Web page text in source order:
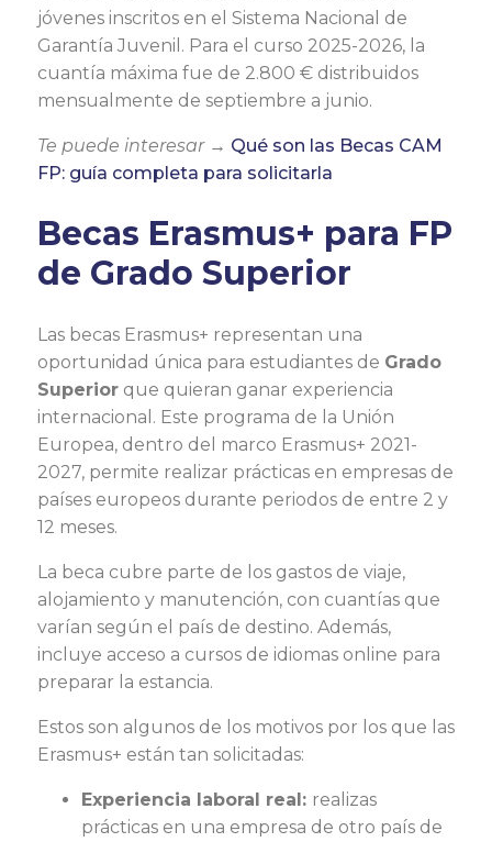
jóvenes inscritos en el Sistema Nacional de
Garantía Juvenil. Para el curso 2025-2026, la
cuantía máxima fue de 2.800 € distribuidos
mensualmente de septiembre a junio.
Te puede interesar → Qué son las Becas CAM
FP: guía completa para solicitarla
Becas Erasmus+ para FP
de Grado Superior
Las becas Erasmus+ representan una
oportunidad única para estudiantes de Grado
Superior que quieran ganar experiencia
internacional. Este programa de la Unión
Europea, dentro del marco Erasmus+ 2021-
2027, permite realizar prácticas en empresas de
países europeos durante periodos de entre 2 y
12 meses.
La beca cubre parte de los gastos de viaje,
alojamiento y manutención, con cuantías que
varían según el país de destino. Además,
incluye acceso a cursos de idiomas online para
preparar la estancia.
Estos son algunos de los motivos por los que las
Erasmus+ están tan solicitadas:
Experiencia laboral real: realizas
prácticas en una empresa de otro país de